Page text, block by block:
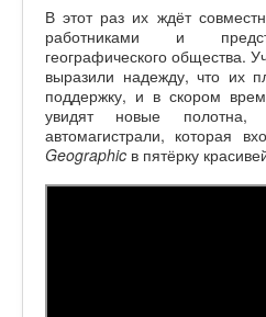
В этот раз их ждёт
работниками и
географического общества.
выразили надежду, что их
поддержку, и в скором
увидят новые полотна,
автомагистрали, которая
Geographic в пятёрку